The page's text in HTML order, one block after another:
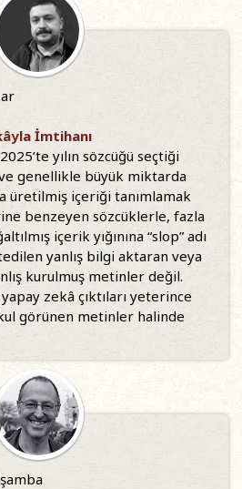
İmtihanı
yılın sözcüğü seçtiği
genellikle büyük miktarda
üretilmiş içeriği tanımlamak
benzeyen sözcüklerle, fazla
içerik yığınına “slop” adı
yanlış bilgi aktaran veya
kurulmuş metinler değil.
zekâ çıktıları yeterince
görünen metinler halinde